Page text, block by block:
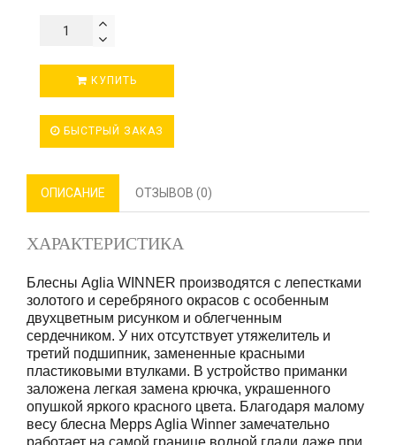
КУПИТЬ
БЫСТРЫЙ ЗАКАЗ
ОПИСАНИЕ ОТЗЫВОВ (0)
ХАРАКТЕРИСТИКА
Блесны Aglia WINNER производятся с лепестками
золотого и серебряного окрасов с особенным
двухцветным рисунком и облегченным
сердечником. У них отсутствует утяжелитель и
третий подшипник, замененные красными
пластиковыми втулками. В устройство приманки
заложена легкая замена крючка, украшенного
опушкой яркого красного цвета. Благодаря малому
весу блесна Mepps Aglia Winner замечательно